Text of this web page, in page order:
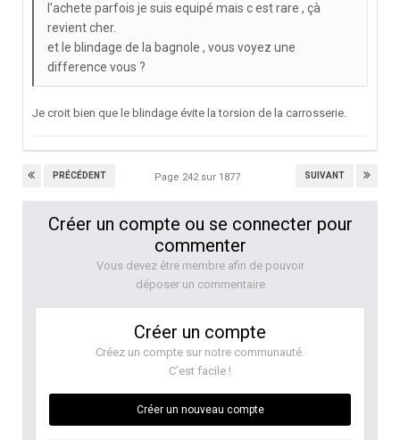
l'achete parfois je suis equipé mais c est rare , çà
revient cher.
et le blindage de la bagnole , vous voyez une
difference vous ?
Je croit bien que le blindage évite la torsion de la carrosserie.
PRÉCÉDENT SUIVANT
Page 242 sur 1877
Créer un compte ou se connecter pour
commenter
Vous devez être membre afin de pouvoir
déposer un commentaire
Créer un compte
Créez un compte sur notre communauté.
C’est facile !
Créer un nouveau compte